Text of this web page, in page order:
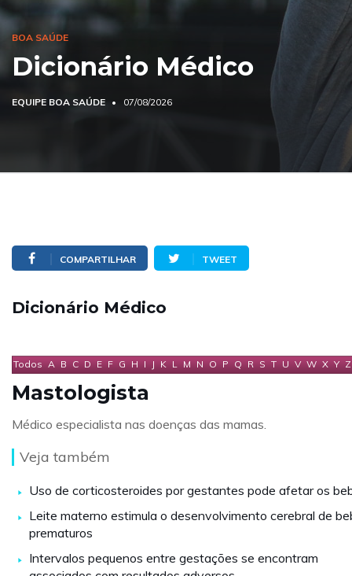
BOA SAÚDE
Dicionário Médico
EQUIPE BOA SAÚDE 07/08/2026
COMPARTILHAR TWEET
Dicionário Médico
Todos A B C D E F G H I J K L M N O P Q R S T U V W X Y Z
Mastologista
Médico especialista nas doenças das mamas.
Veja também
Uso de corticosteroides por gestantes pode afetar os
Leite materno estimula o desenvolvimento cerebral de
prematuros
Intervalos pequenos entre gestações se encontram